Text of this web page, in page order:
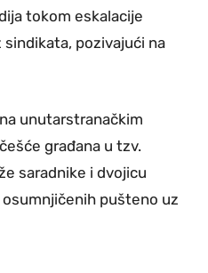
tokom eskalacije
pozivajući na
unutarstranačkim
građana u tzv.
saradnike i dvojicu
pušteno uz